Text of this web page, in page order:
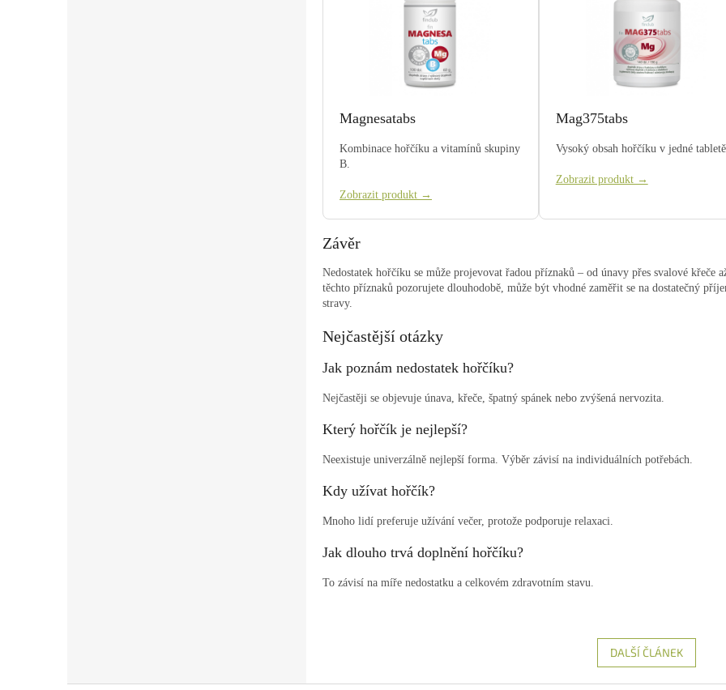
Magnesatabs
Kombinace hořčíku a vitamínů skupiny
B.
Zobrazit produkt →
Mag375tabs
Vysoký obsah hořčíku v jedné
Zobrazit produkt →
Závěr
Nedostatek hořčíku se může projevovat řadou příznaků – od únavy přes svalové křeče
těchto příznaků pozorujete dlouhodobě, může být vhodné zaměřit se na dostatečný
stravy.
Nejčastější otázky
Jak poznám nedostatek hořčíku?
Nejčastěji se objevuje únava, křeče, špatný spánek nebo zvýšená nervozita.
Který hořčík je nejlepší?
Neexistuje univerzálně nejlepší forma. Výběr závisí na individuálních potřebách.
Kdy užívat hořčík?
Mnoho lidí preferuje užívání večer, protože podporuje relaxaci.
Jak dlouho trvá doplnění hořčíku?
To závisí na míře nedostatku a celkovém zdravotním stavu.
DALŠÍ ČLÁNEK